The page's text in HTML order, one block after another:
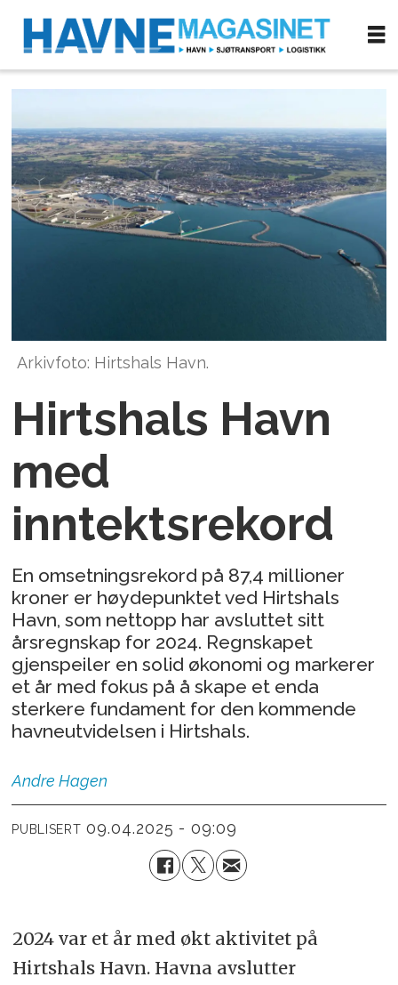
Arkivfoto: Hirtshals Havn.
Hirtshals Havn
med
inntektsrekord
En omsetningsrekord på 87,4 millioner
kroner er høydepunktet ved Hirtshals
Havn, som nettopp har avsluttet sitt
årsregnskap for 2024. Regnskapet
gjenspeiler en solid økonomi og markerer
et år med fokus på å skape et enda
sterkere fundament for den kommende
havneutvidelsen i Hirtshals.
Andre Hagen
PUBLISERT 09.04.2025 - 09:09
2024 var et år med økt aktivitet på
Hirtshals Havn. Havna avslutter